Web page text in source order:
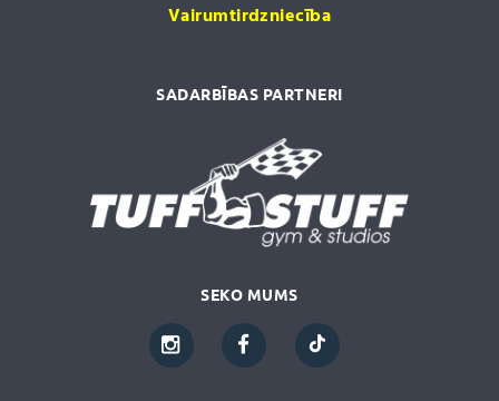
Vairumtirdzniecība
SADARBĪBAS PARTNERI
SEKO MUMS